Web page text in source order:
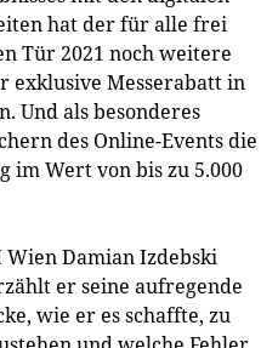
hat der für alle frei
Tür 2021 noch weitere
exklusive Messerabatt in
Und als besonderes
des Online-Events die
im Wert von bis zu 5.000
Wien Damian Izdebski
er seine aufregende
wie er es schaffte, zu